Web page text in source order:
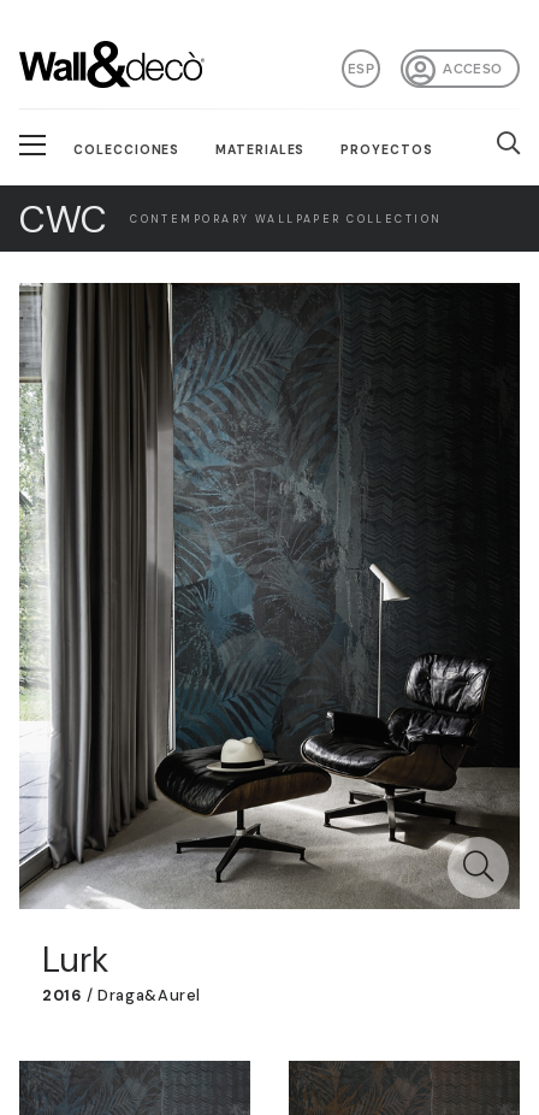
ACCESO
ESP
COLECCIONES MATERIALES PROYECTOS
CWC CONTEMPORARY WALLPAPER COLLECTION
Lurk
2016 / Draga&Aurel